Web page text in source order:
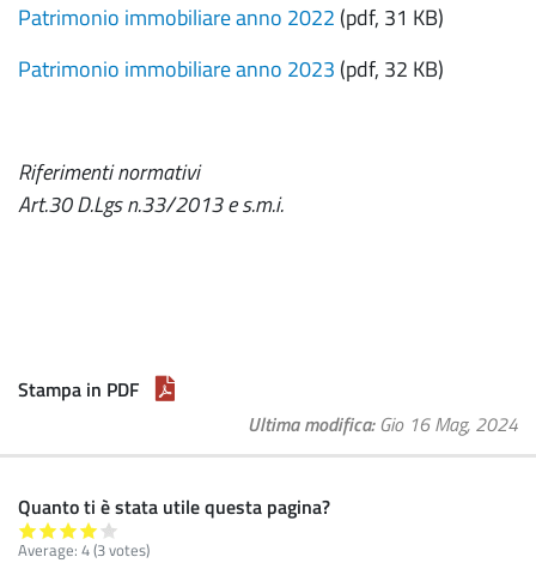
Patrimonio immobiliare anno 2022 (pdf, 31 KB)
Patrimonio immobiliare anno 2023 (pdf, 32 KB)
Riferimenti normativi
Art.30 D.Lgs n.33/2013 e s.m.i.
Stampa in PDF
Ultima modifica Gio 16 Mag, 2024
Quanto ti è stata utile questa pagina?
Average: 4(3votes)